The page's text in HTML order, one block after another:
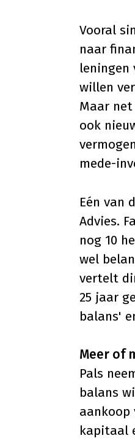
Vooral
naar
leningen
willen
Maar
ook
mede-
Eén van
Advies.
nog 10
wel
vertelt
25 jaar
balans'
Meer of
Pals
balans
aankoop
kapitaal